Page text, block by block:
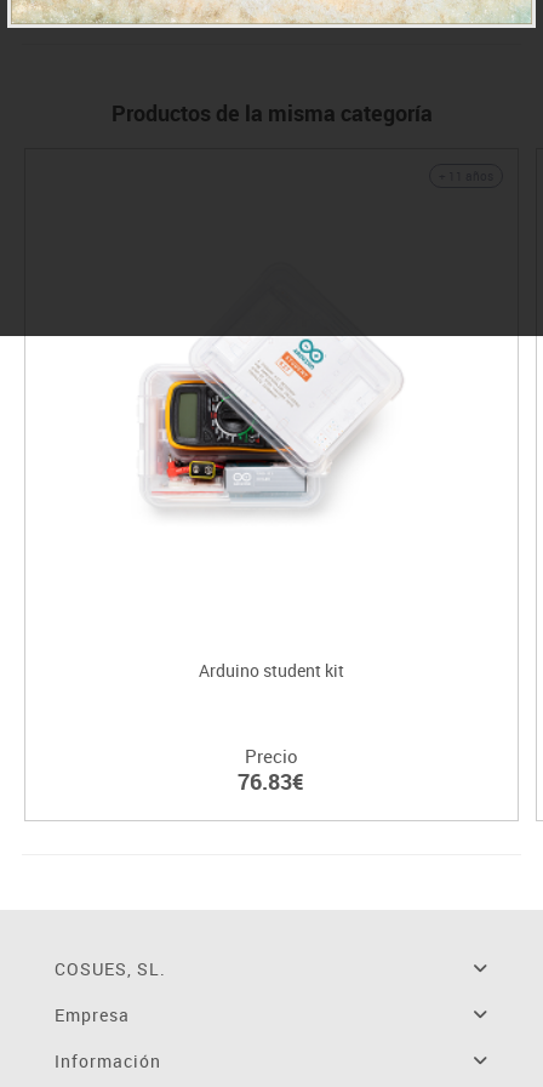
Productos de la misma categoría
Arduino student kit
Precio
76.83€
COSUES, SL.
Empresa
Información